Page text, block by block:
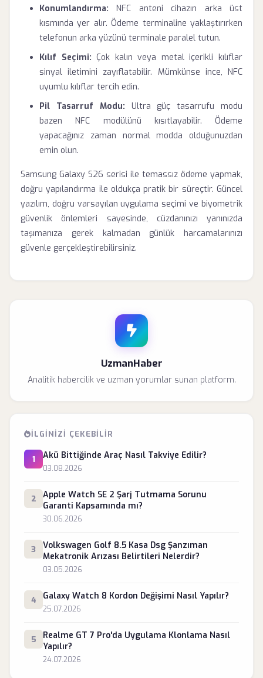
Konumlandırma: NFC anteni cihazın arka üst
kısmında yer alır. Ödeme terminaline yaklaştırırken
telefonun arka yüzünü terminale paralel tutun.
Kılıf Seçimi: Çok kalın veya metal içerikli kılıflar
sinyal iletimini zayıflatabilir. Mümkünse ince, NFC
uyumlu kılıflar tercih edin.
Pil Tasarruf Modu: Ultra güç tasarrufu modu
bazen NFC modülünü kısıtlayabilir. Ödeme
yapacağınız zaman normal modda olduğunuzdan
emin olun.
Samsung Galaxy S26 serisi ile temassız ödeme yapmak,
doğru yapılandırma ile oldukça pratik bir süreçtir. Güncel
yazılım, doğru varsayılan uygulama seçimi ve biyometrik
güvenlik önlemleri sayesinde, cüzdanınızı yanınızda
taşımanıza gerek kalmadan günlük harcamalarınızı
güvenle gerçekleştirebilirsiniz.
UzmanHaber
Analitik habercilik ve uzman yorumlar sunan platform.
İLGINIZI ÇEKEBILIR
1 Akü Bittiğinde Araç Nasıl Takviye Edilir?
03.08.2026
2
Apple Watch SE 2 Şarj Tutmama Sorunu
Garanti Kapsamında mı?
30.06.2026
3
Volkswagen Golf 8.5 Kasa Dsg Şanzıman
Mekatronik Arızası Belirtileri Nelerdir?
03.05.2026
4 Galaxy Watch 8 Kordon Değişimi Nasıl Yapılır?
25.07.2026
5
Realme GT 7 Pro'da Uygulama Klonlama Nasıl
Yapılır?
24.07.2026